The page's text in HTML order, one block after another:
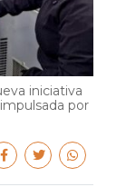
iniciativa
por